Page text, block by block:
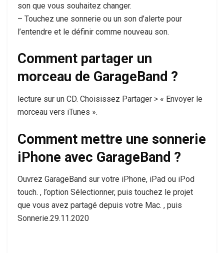
son que vous souhaitez changer.
– Touchez une sonnerie ou un son d’alerte pour
l’entendre et le définir comme nouveau son.
Comment partager un
morceau de GarageBand ?
lecture sur un CD. Choisissez Partager > « Envoyer le
morceau vers iTunes ».
Comment mettre une sonnerie
iPhone avec GarageBand ?
Ouvrez GarageBand sur votre iPhone, iPad ou iPod
touch. , l’option Sélectionner, puis touchez le projet
que vous avez partagé depuis votre Mac. , puis
Sonnerie.29.11.2020